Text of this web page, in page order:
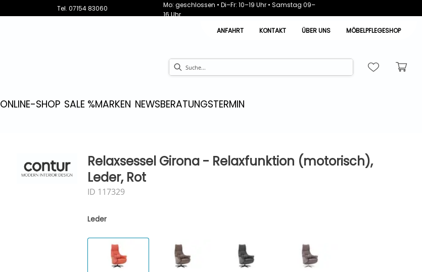
Tel. 07154 83060
Mo: geschlossen • Di–Fr: 10–19 Uhr • Samstag 09–
16 Uhr
ANFAHRT
KONTAKT ÜBER UNS MÖBELPFLEGESHOP
ONLINE-SHOP SALE %MARKEN NEWSBERATUNGSTERMIN
Relaxsessel Girona - Relaxfunktion (motorisch),
Leder, Rot
ID 117329
Leder